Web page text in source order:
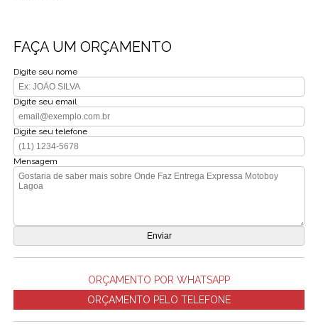
FAÇA UM ORÇAMENTO
Digite seu nome
Digite seu email
Digite seu telefone
Mensagem
ORÇAMENTO POR WHATSAPP
ORÇAMENTO PELO TELEFONE